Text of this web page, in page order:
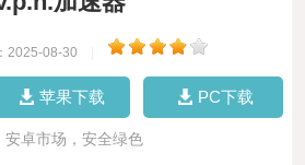
2025-08-30
苹果下载 PC下载
安卓市场，安全绿色